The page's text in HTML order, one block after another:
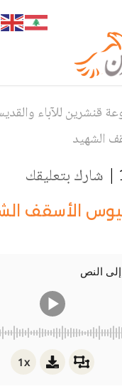
قنشرين للآباء
الشهيد
شارك بتعليقك
الأسقف
النص
1x